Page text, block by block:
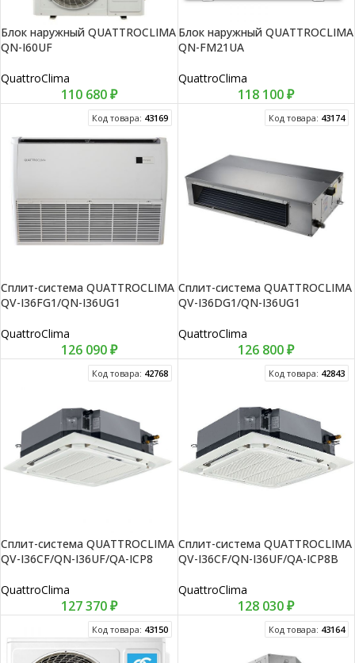
Блок наружный QUATTROCLIMA
QN-I60UF
QuattroClima
110 680₽
Блок наружный QUATTROCLIMA
QN-FM21UA
QuattroClima
118 100₽
Код товара: 43169
Сплит-система QUATTROCLIMA
QV-I36FG1/QN-I36UG1
QuattroClima
126 090₽
Код товара: 43174
Сплит-система QUATTROCLIMA
QV-I36DG1/QN-I36UG1
QuattroClima
126 800₽
Код товара: 42768
Сплит-система QUATTROCLIMA
QV-I36CF/QN-I36UF/QA-ICP8
QuattroClima
127 370₽
Код товара: 42843
Сплит-система QUATTROCLIMA
QV-I36CF/QN-I36UF/QA-ICP8B
QuattroClima
128 030₽
Код товара: 43150 Код товара: 43164